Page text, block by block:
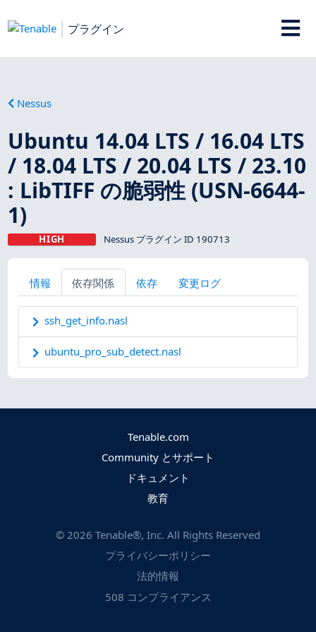
プラグイン
Nessus
Ubuntu 14.04 LTS / 16.04 LTS
/ 18.04 LTS / 20.04 LTS / 23.10
: LibTIFF の脆弱性 (USN-6644-
1)
HIGH Nessus プラグイン ID 190713
情報 依存関係 依存 変更ログ
ssh_get_info.nasl
ubuntu_pro_sub_detect.nasl
Tenable.com
Community とサポート
ドキュメント
教育
© 2026 Tenable®, Inc. All Rights Reserved
プライバシーポリシー
法的情報
508 コンプライアンス